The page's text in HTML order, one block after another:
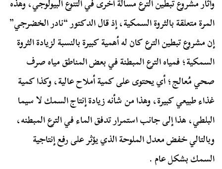
وأثار مشروع تبطين الترع مسألة أخرى في التنوع البيولوجي، وهذه
المرة متعلقة بالثروة السمكية، إذ قال الدكتور “نادر الخضرجي”
إن مشروع تبطين الترع كان له أهمية كبيرة بالنسبة لزيادة الثروة
السمكية؛ فمياه الترع المبطنة في بعض المناطق مياه صرف
صحي مُعالج؛ أي يحتوى على كمية أملاح عالية، وكذا كمية
غذاء طبيعي كبيرة، وهذا من شأنه زيادة إنتاج السمك لا سيما
البلطي، هذا إلى جانب استمرار تدفق الماء في الترع المبطنه،
وبالتالي خفض معدل الملوحة الذي يؤثر على رفع إنتاجية
السمك بشكل عام .